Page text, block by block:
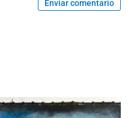
Enviar comentario